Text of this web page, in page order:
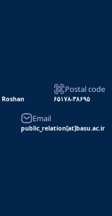
Postal code
۶۵۱۷۸-۳۸۶۹۵
Email
public_relation[at]basu.ac.ir